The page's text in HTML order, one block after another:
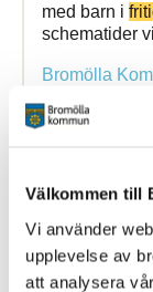
Välkommen till
Vi använder
upplevelse av
att analysera
med barn i
schematider
Bromölla
17 June
Webbsida